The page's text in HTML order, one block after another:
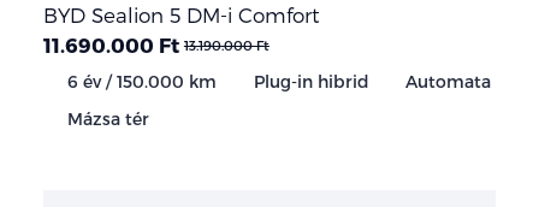
BYD Sealion 5 DM-i Comfort
11.690.000 Ft 13.190.000 Ft
6 év / 150.000 km Plug-in hibrid
Automata
Mázsa tér